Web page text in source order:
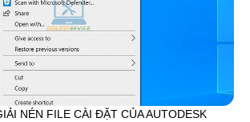
NÉN FILE CÀI ĐẶT CỦA AUTODESK